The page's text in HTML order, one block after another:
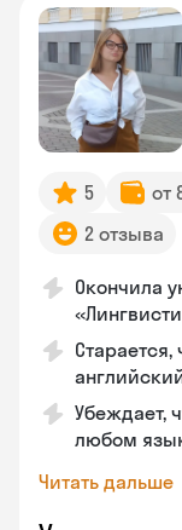
5 от
2 отзыва
Окончила
Убеждает,
любом
Читать дальше